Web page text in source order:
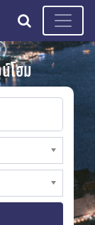
search
โฮม